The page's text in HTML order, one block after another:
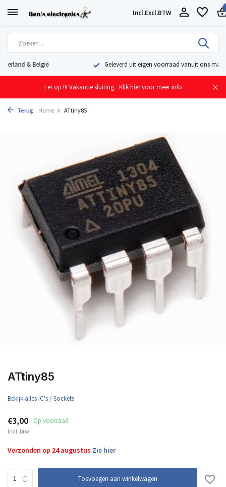
Incl.Excl.BTW
Geleverd uit eigen voorraad vanuit ons magazijn in Nederland
Let op !!! Vakantie sluiting. Klik hier voor meer info
Terug Home ATtiny85
ATtiny85
Bekijk alles IC's / Sockets
€3,00 Op voorraad
Incl. btw
Verzonden op 24 augustus Zie hier
Toevoegen aan winkelwagen